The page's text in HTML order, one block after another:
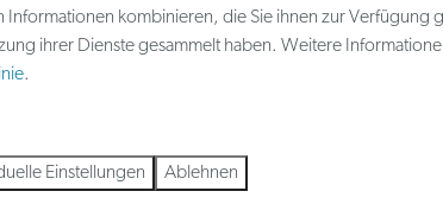
bewundert
Mehr
Informationen kombinieren, die Sie ihnen zur Verfügung
ihrer Dienste gesammelt haben. Weitere
.
Einstellungen Ablehnen